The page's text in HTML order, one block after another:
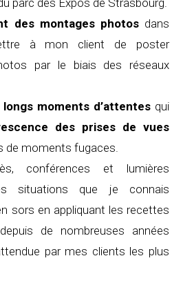
parc des Expos de Strasbourg.
des montages photosdans
à mon client de poster
par le biais des réseaux
longs moments d’attentes qui
des prises de vues
de moments fugaces.
conférences et lumières
situations que je connais
sors en appliquant les recettes
de nombreuses années
par mes clients les plus